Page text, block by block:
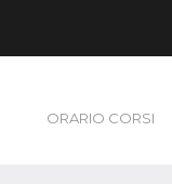
ORARIO CORSI